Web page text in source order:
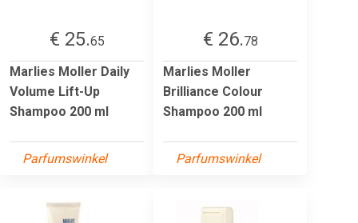
€ 25.65
Marlies Moller Daily
Volume Lift-Up
Shampoo 200 ml
Parfumswinkel
€ 26.78
Marlies Moller
Brilliance Colour
Shampoo 200 ml
Parfumswinkel